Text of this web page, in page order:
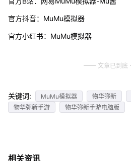
官方抖音：MuMu模拟器
官方小红书：MuMu模拟器
文章已到底
关键词: MuMu模拟器 物华弥新
物华弥新手游
物华弥新手游电脑版
相关资讯